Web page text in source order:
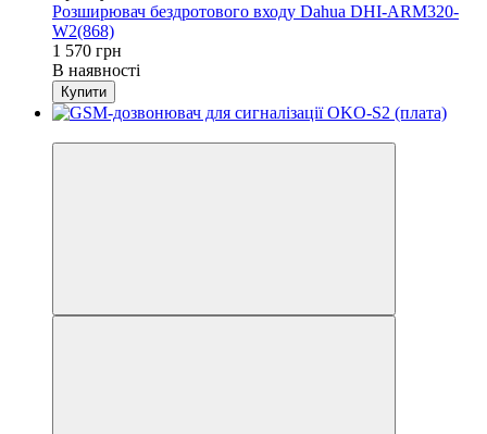
Розширювач бездротового входу Dahua DHI-ARM320-
W2(868)
1 570 грн
В наявності
Купити